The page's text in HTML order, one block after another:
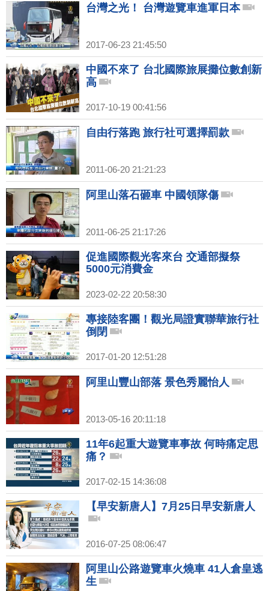
台灣之光！ 台灣遊覽車進軍日本
2017-06-23 21:45:50
中國不來了 台北國際旅展攤位數創新
高
2017-10-19 00:41:56
自由行落跑 旅行社可選擇罰款
2011-06-20 21:21:23
阿里山落石砸車 中國領隊傷
2011-06-25 21:17:26
促進國際觀光客來台 交通部擬祭
5000元消費金
2023-02-22 20:58:30
專接陸客團！觀光局證實聯華旅行社
倒閉
2017-01-20 12:51:28
阿里山豐山部落 景色秀麗怡人
2013-05-16 20:11:18
11年6起重大遊覽車事故 何時痛定思
痛？
2017-02-15 14:36:08
【早安新唐人】7月25日早安新唐人
2016-07-25 08:06:47
阿里山公路遊覽車火燒車 41人倉皇逃
生